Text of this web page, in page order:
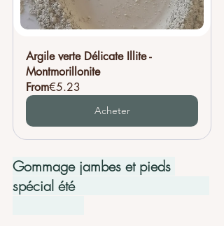
Argile verte Délicate Illite -
Montmorillonite
From€5.23
Acheter
Gommage jambes et pieds
spécial été